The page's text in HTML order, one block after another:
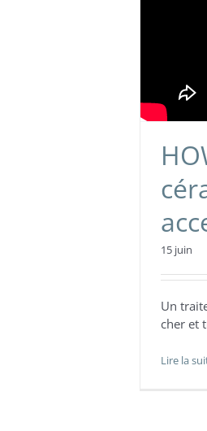
15 juin
Un
cher et
Lire la